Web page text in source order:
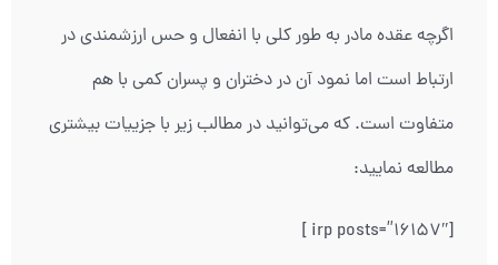
اگرچه عقده مادر به طور کلی با انفعال و حس ارزشمندی در
ارتباط است اما نمود آن در دختران و پسران کمی با هم
متفاوت است. که می‌توانید در مطالب زیر با جزییات بیشتری
مطالعه نمایید:
[irp posts=”16157″ ]